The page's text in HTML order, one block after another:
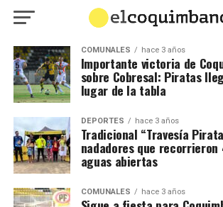
COMUNALES hace 3 años
Importante victoria de
sobre Cobresal: Piratas
lugar de la tabla
DEPORTES hace 3 años
Tradicional “Travesía
nadadores que
aguas abiertas
COMUNALES hace 3 años